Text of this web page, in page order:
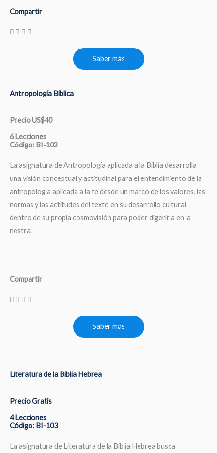
Compartir
Saber más
Antropología Bíblica
Precio US$40
6 Lecciones
Código: BI-102
La asignatura de Antropología aplicada a la Biblia desarrolla
una visión conceptual y actitudinal para el entendimiento de la
antropología aplicada a la fe desde un marco de los valores, las
normas y las actitudes del texto en su desarrollo cultural
dentro de su propia cosmovisión para poder digerirla en la
nestra.
Compartir
Saber más
Literatura de la Biblia Hebrea
Precio Gratis
4 Lecciones
Código: BI-103
La asignatura de Literatura de la Biblia Hebrea busca